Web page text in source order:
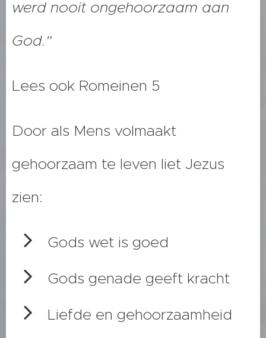
werd nooit ongehoorzaam aan
God."
Lees ook Romeinen 5
Door als Mens volmaakt
gehoorzaam te leven liet Jezus
zien:
Gods wet is goed
Gods genade geeft kracht
Liefde en gehoorzaamheid